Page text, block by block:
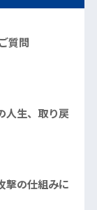
質問
人生、取り戻
撃の仕組みに